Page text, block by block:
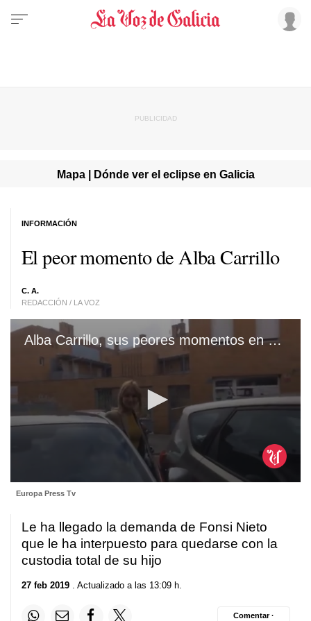
Mapa | Dónde ver el eclipse en Galicia
El peor momento de Alba Carrillo
C. A.
REDACCIÓN / LA VOZ
INFORMACIÓN
Alba Carrillo, sus peores momentos en su lucha con Fonsi
seconds
minute,
15
seconds
Europa Press Tv
Le ha llegado la demanda de Fonsi Nieto
que le ha interpuesto para quedarse con la
custodia total de su hijo
27 feb 2019 . Actualizado a las 13:09 h.
Comentar ·